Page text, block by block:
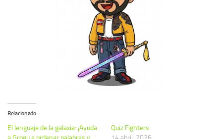
Relacionado
El lenguaje de la galaxia: ¡Ayuda
Quiz Fighters